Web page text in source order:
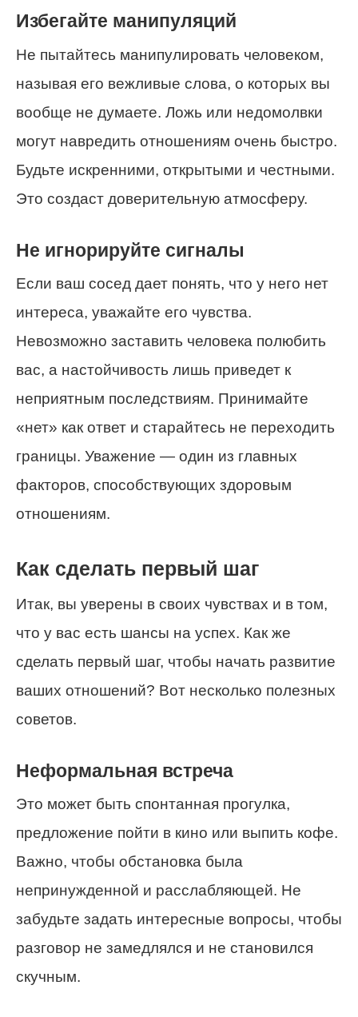
Избегайте манипуляций
Не пытайтесь манипулировать человеком,
называя его вежливые слова, о которых вы
вообще не думаете. Ложь или недомолвки
могут навредить отношениям очень быстро.
Будьте искренними, открытыми и честными.
Это создаст доверительную атмосферу.
Не игнорируйте сигналы
Если ваш сосед дает понять, что у него нет
интереса, уважайте его чувства.
Невозможно заставить человека полюбить
вас, а настойчивость лишь приведет к
неприятным последствиям. Принимайте
«нет» как ответ и старайтесь не переходить
границы. Уважение — один из главных
факторов, способствующих здоровым
отношениям.
Как сделать первый шаг
Итак, вы уверены в своих чувствах и в том,
что у вас есть шансы на успех. Как же
сделать первый шаг, чтобы начать развитие
ваших отношений? Вот несколько полезных
советов.
Неформальная встреча
Это может быть спонтанная прогулка,
предложение пойти в кино или выпить кофе.
Важно, чтобы обстановка была
непринужденной и расслабляющей. Не
забудьте задать интересные вопросы, чтобы
разговор не замедлялся и не становился
скучным.